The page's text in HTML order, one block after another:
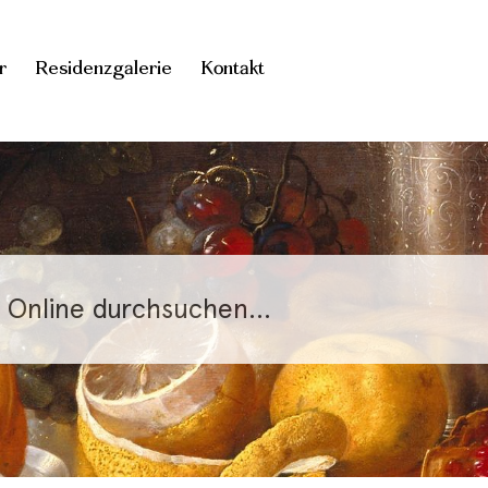
Residenzgalerie Kontakt